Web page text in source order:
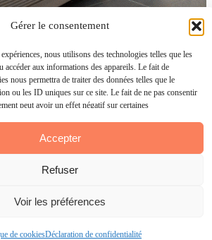
Gérer le consentement
nous utilisons des technologies telles que les
accéder aux informations des appareils. Le fait de
nous permettra de traiter des données telles que le
ou les ID uniques sur ce site. Le fait de ne pas consentir
peut avoir un effet négatif sur certaines
Accepter
Refuser
Voir les préférences
de cookiesDéclaration de confidentialité